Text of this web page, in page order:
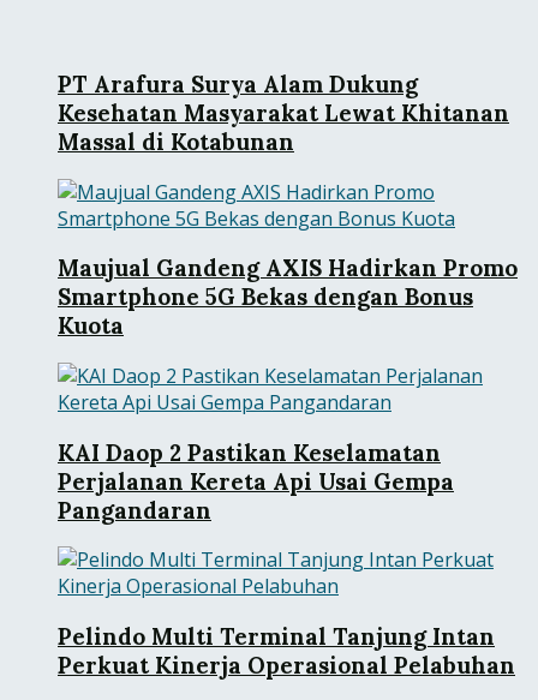
PT Arafura Surya Alam Dukung
Kesehatan Masyarakat Lewat Khitanan
Massal di Kotabunan
Maujual Gandeng AXIS Hadirkan Promo
Smartphone 5G Bekas dengan Bonus
Kuota
KAI Daop 2 Pastikan Keselamatan
Perjalanan Kereta Api Usai Gempa
Pangandaran
Pelindo Multi Terminal Tanjung Intan
Perkuat Kinerja Operasional Pelabuhan